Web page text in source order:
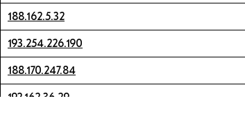
188.162.5.32
193.254.226.190
188.170.247.84
192.162.36.29